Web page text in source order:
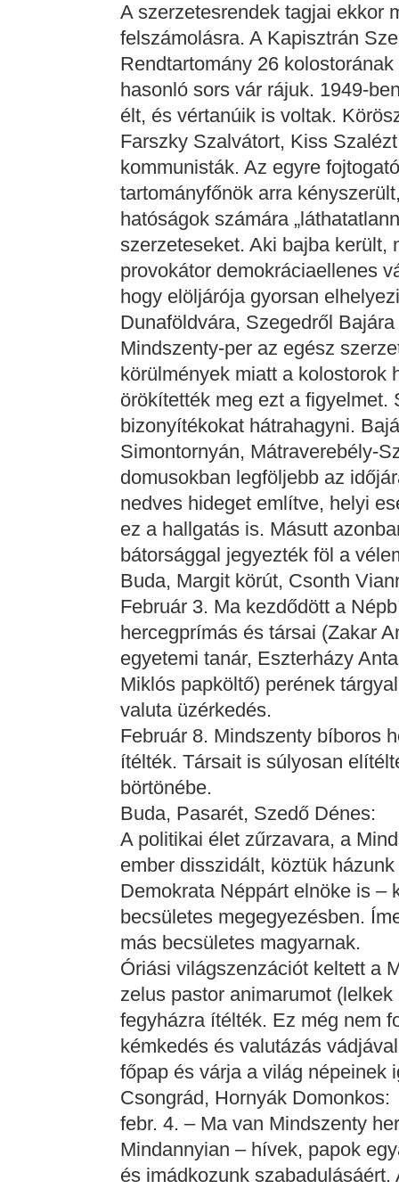
A szerzetesrendek tagjai ekkor
felszámolásra. A Kapisztrán
Rendtartomány 26
hasonló sors vár rájuk. 1949-
élt, és vértanúik is voltak.
Farszky Szalvátort, Kiss
kommunisták. Az egyre
tartományfőnök arra
hatóságok számára
szerzeteseket. Aki bajba került,
provokátor demokráciaellenes
hogy elöljárója gyorsan
Dunaföldvára, Szegedről
Mindszenty-per az egész
körülmények miatt a kolostorok
örökítették meg ezt a figyelmet.
bizonyítékokat hátrahagyni.
Simontornyán, Mátraverebély-
domusokban legföljebb az
nedves hideget említve, helyi
ez a hallgatás is. Másutt
bátorsággal jegyezték föl a
Buda, Margit körút, Csonth
Február 3. Ma kezdődött a
hercegprímás és társai (Zakar
egyetemi tanár, Eszterházy
Miklós papköltő) perének
valuta üzérkedés.
Február 8. Mindszenty bíboros
ítélték. Társait is súlyosan
börtönébe.
Buda, Pasarét, Szedő Dénes:
A politikai élet zűrzavara, a
ember disszidált, köztük
Demokrata Néppárt elnöke is –
becsületes megegyezésben.
más becsületes magyarnak.
Óriási világszenzációt keltett a
zelus pastor animarumot
fegyházra ítélték. Ez még nem
kémkedés és valutázás
főpap és várja a világ népeinek
Csongrád, Hornyák Domonkos:
febr. 4. – Ma van Mindszenty
Mindannyian – hívek, papok
és imádkozunk